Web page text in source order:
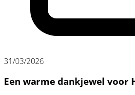
31/03/2026
Een warme dankjewel voor